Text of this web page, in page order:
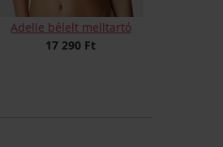
Adelle bélelt melltartó
17 290 Ft